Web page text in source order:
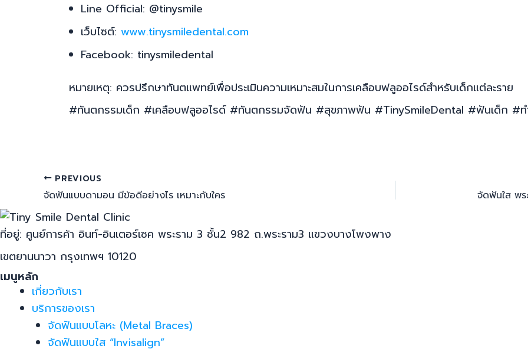
Line Official: @tinysmile
เว็บไซต์: www.tinysmiledental.com
Facebook: tinysmiledental
หมายเหตุ: ควรปรึกษาทันตแพทย์เพื่อประเมินความเหมาะสมในการเคลือบฟลูออไรด์สำหรับเด็กแต่ละราย
#ทันตกรรมเด็ก #เคลือบฟลูออไรด์ #ทันตกรรมจัดฟัน #สุขภาพฟัน #TinySmileDental #ฟันเด็ก #
PREVIOUS
จัดฟันแบบดามอน มีข้อดีอย่างไร เหมาะกับใคร
ที่อยู่: ศูนย์การค้า อินท์-อินเตอร์เซค พระราม 3 ชั้น2 982 ถ.พระราม3 แขวงบางโพงพาง
เขตยานนาวา กรุงเทพฯ 10120
เมนูหลัก
เกี่ยวกับเรา
บริการของเรา
จัดฟันแบบโลหะ (Metal Braces)
จัดฟันแบบใส “Invisalign”